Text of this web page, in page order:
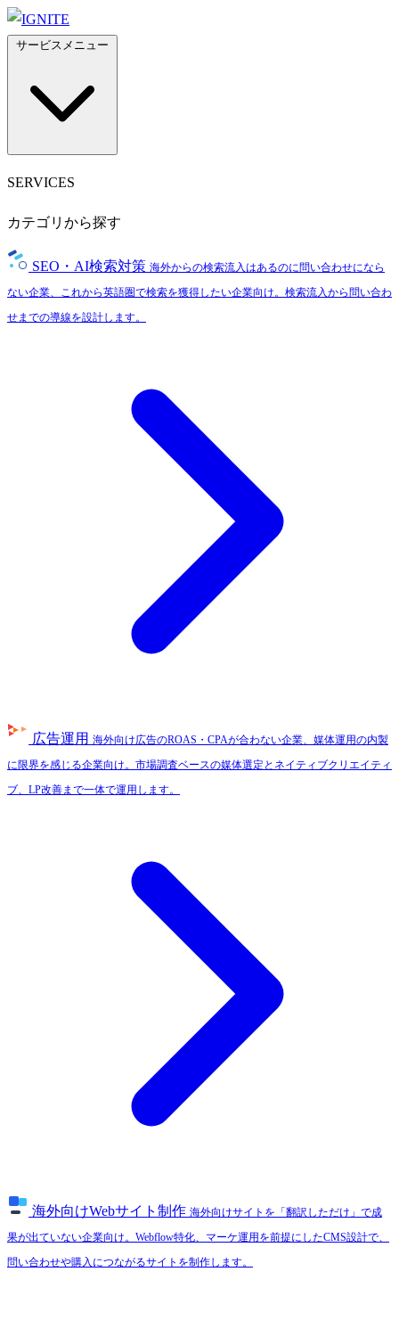
SERVICES
カテゴリから探す
SEO・AI検索対策 海外からの検索流入はあるのに問い合わせになら
ない企業、これから英語圏で検索を獲得したい企業向け。検索流入から問い合わ
せまでの導線を設計します。
広告運用 海外向け広告のROAS・CPAが合わない企業、媒体運用の内製
に限界を感じる企業向け。市場調査ベースの媒体選定とネイティブクリエイティ
ブ、LP改善まで一体で運用します。
海外向けWebサイト制作 海外向けサイトを「翻訳しただけ」で成
果が出ていない企業向け。Webflow特化、マーケ運用を前提にしたCMS設計で、
問い合わせや購入につながるサイトを制作します。